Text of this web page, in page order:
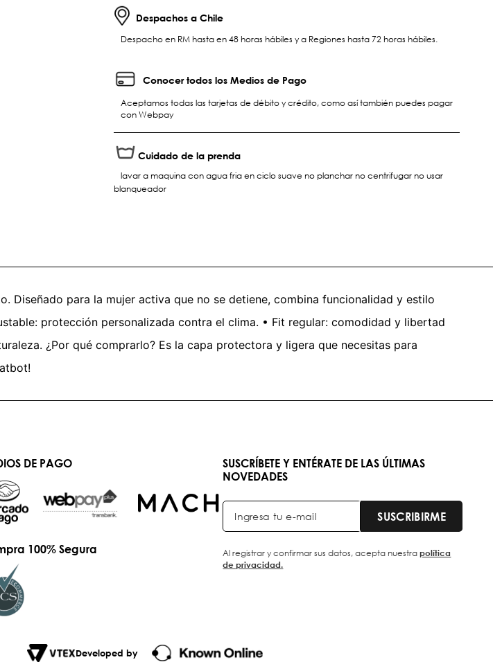
Despachos a Chile
Despacho en RM hasta en 48 horas hábiles y a Regiones hasta 72 horas hábiles.
Conocer todos los Medios de Pago
Aceptamos todas las tarjetas de débito y crédito, como así también puedes pagar
con Webpay
Cuidado de la prenda
lavar a maquina con agua fria en ciclo suave no planchar no centrifugar no usar
blanqueador
Diseñado para la mujer activa que no se detiene, combina funcionalidad y estilo
protección personalizada contra el clima. • Fit regular: comodidad y libertad
¿Por qué comprarlo? Es la capa protectora y ligera que necesitas para
DE PAGO
100% Segura
SUSCRÍBETE Y ENTÉRATE DE LAS ÚLTIMAS
NOVEDADES
SUSCRIBIRME
Al registrar y confirmar sus datos, acepta nuestrapolítica
de privacidad.
Developed by